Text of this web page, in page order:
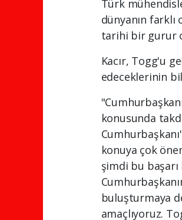
Türk
dünyanın
tarihi bir gurur
Kacır, Togg'u
edeceklerinin
konusunda
konuya çok
şimdi bu
buluşturmaya
amaçlıyoruz.